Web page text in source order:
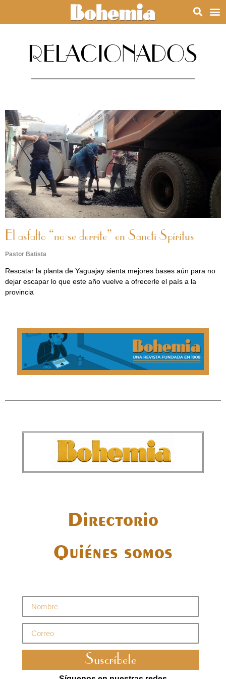
RELACIONADOS
El asfalto “no se derrite” en Sancti Spíritus
Pastor Batista
Rescatar la planta de Yaguajay sienta mejores bases aún para no
dejar escapar lo que este año vuelve a ofrecerle el país a la
provincia
Directorio
Quiénes somos
Suscríbete